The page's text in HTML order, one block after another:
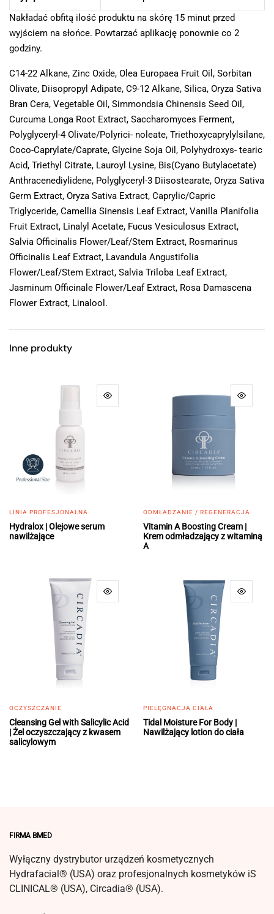
Nakładać obfitą ilość produktu na skórę 15 minut przed
wyjściem na słońce. Powtarzać aplikację ponownie co 2
godziny.
C14-22 Alkane, Zinc Oxide, Olea Europaea Fruit Oil, Sorbitan
Olivate, Diisopropyl Adipate, C9-12 Alkane, Silica, Oryza Sativa
Bran Cera, Vegetable Oil, Simmondsia Chinensis Seed Oil,
Curcuma Longa Root Extract, Saccharomyces Ferment,
Polyglyceryl-4 Olivate/Polyrici- noleate, Triethoxycaprylylsilane,
Coco-Caprylate/Caprate, Glycine Soja Oil, Polyhydroxys- tearic
Acid, Triethyl Citrate, Lauroyl Lysine, Bis(Cyano Butylacetate)
Anthracenediylidene, Polyglyceryl-3 Diisostearate, Oryza Sativa
Germ Extract, Oryza Sativa Extract, Caprylic/Capric
Triglyceride, Camellia Sinensis Leaf Extract, Vanilla Planifolia
Fruit Extract, Linalyl Acetate, Fucus Vesiculosus Extract,
Salvia Officinalis Flower/Leaf/Stem Extract, Rosmarinus
Officinalis Leaf Extract, Lavandula Angustifolia
Flower/Leaf/Stem Extract, Salvia Triloba Leaf Extract,
Jasminum Officinale Flower/Leaf Extract, Rosa Damascena
Flower Extract, Linalool.
Inne produkty
LINIA PROFESJONALNA
Hydralox | Olejowe serum
nawilżające
ODMŁADZANIE / REGENERACJA
Vitamin A Boosting Cream |
Krem odmładzający z witaminą
А
OCZYSZCZANIE
Cleansing Gel with Salicylic Acid
| Żel oczyszczający z kwasem
salicylowym
PIELĘGNACJA CIAŁA
Tidal Moisture For Body |
Nawilżający lotion do ciała
FIRMA BMED
Wyłączny dystrybutor urządzeń kosmetycznych
Hydrafacial® (USA) oraz profesjonalnych kosmetyków iS
CLINICAL® (USA), Circadia® (USA).